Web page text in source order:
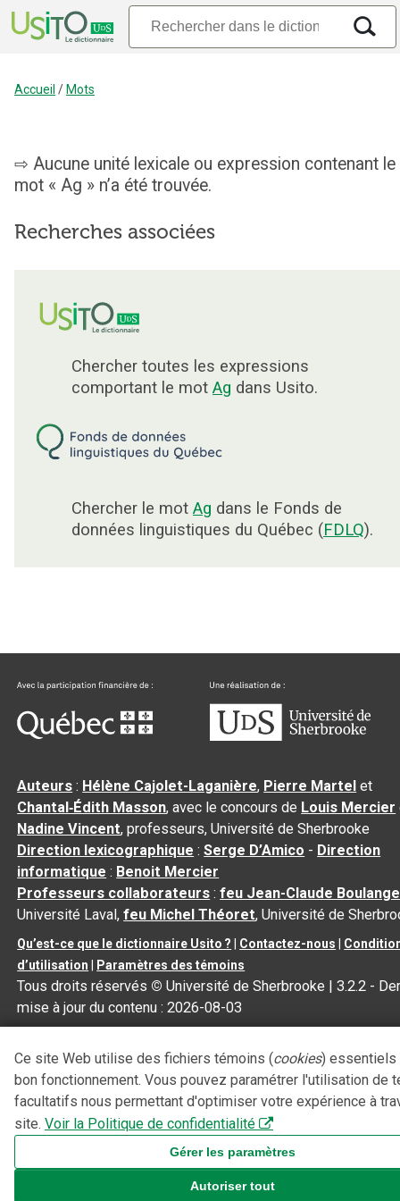
Accueil / Mots
Aucune unité lexicale ou expression contenant le
mot « Ag » n’a été trouvée.
Recherches associées
Chercher toutes les expressions
comportant le mot Ag dans Usito.
Chercher le mot Ag dans le Fonds de
données linguistiques du Québec (FDLQ).
Auteurs : Hélène Cajolet-Laganière, Pierre Martel et
Chantal‑Édith Masson, avec le concours de Louis Mercier
Nadine Vincent, professeurs, Université de Sherbrooke
Direction lexicographique :Serge D’Amico - Direction
informatique : Benoit Mercier
Professeurs collaborateurs :feu Jean-Claude
Université Laval,feu Michel Théoret, Université de
Qu’est-ce que le dictionnaire Usito ? Contactez-nous
d’utilisation
Paramètres des témoins
Tous droits réservés © Université de Sherbrooke |3.2.2 -
mise à jour du contenu :2026-08-03
Ce site Web utilise des fichiers témoins (cookies) essentiels
bon fonctionnement. Vous pouvez paramétrer l'utilisation de
facultatifs nous permettant d'optimiser votre expérience à
site. Voir la Politique de confidentialité
Gérer les paramètres
Autoriser tout